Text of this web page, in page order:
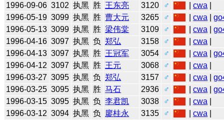
1996-09-06 3102 执黑 胜 王东亮 3120 ♂ |cwa
1996-05-19 3099 执黑 胜 曹大元 3265 ♂ |cwa |
1996-05-13 3099 执黑 胜 梁伟棠 3109 ♂ |cwa |
1996-04-16 3097 执黑 负 郑弘 3158 ♂ |cwa
1996-04-13 3097 执黑 胜 王冠军 3054 ♂ |cwa |
1996-04-12 3097 执黑 胜 王元 3068 ♂ |cwa
1996-03-27 3095 执黑 负 郑弘 3157 ♂ |cwa |
1996-03-25 3095 执黑 胜 马石 2936 ♂ |cwa |
1996-03-15 3095 执黑 负 李君凯 3038 ♂ |cwa
1996-03-12 3094 执黑 负 廖桂永 3135 ♂ |cwa